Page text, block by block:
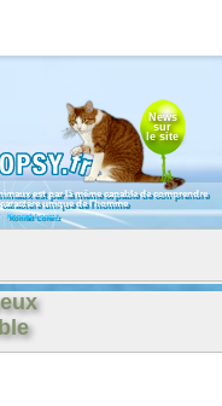
News
sur
le site
est par là même capable de comprendre
unique de l'homme
Konrad Lorenz